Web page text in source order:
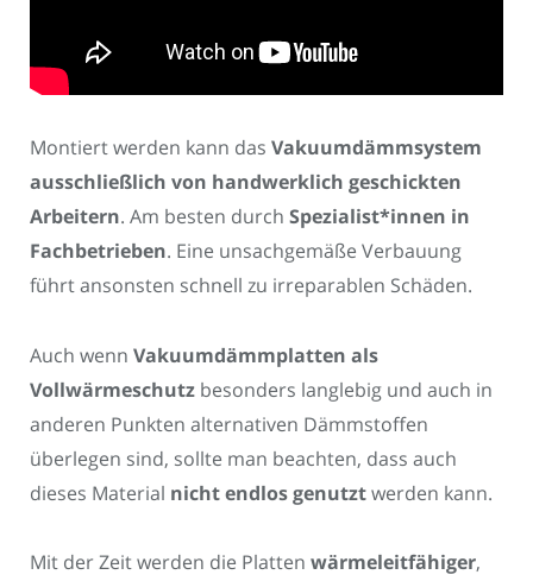
Montiert werden kann das Vakuumdämmsystem
ausschließlich von handwerklich geschickten
Arbeitern. Am besten durch Spezialist*innen in
Fachbetrieben. Eine unsachgemäße Verbauung
führt ansonsten schnell zu irreparablen Schäden.
Auch wenn Vakuumdämmplatten als
Vollwärmeschutz besonders langlebig und auch in
anderen Punkten alternativen Dämmstoffen
überlegen sind, sollte man beachten, dass auch
dieses Material nicht endlos genutztwerden kann.
Mit der Zeit werden die Platten wärmeleitfähiger,